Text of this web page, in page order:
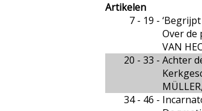
Artikelen
7 - 19 -
Over de
VAN
20 - 33 - Achter
34 - 46 -